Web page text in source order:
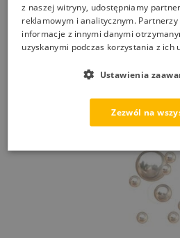
z naszej witryny, udostępniamy
reklamowym i analitycznym. Partnerzy
informacje z innymi danymi
uzyskanymi podczas korzystania z ich
Zezwól na
Ustawienia